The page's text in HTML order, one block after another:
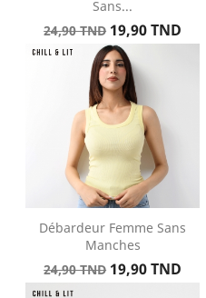
Sans...
Prix
de
24,90 TND Prix
19,90 TND
Débardeur Femme Sans
Manches
Prix
de
24,90 TND Prix
19,90 TND